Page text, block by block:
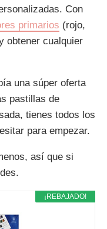
Con
primarios (rojo,
obtener cualquier
una súper oferta
pastillas de
tienes todos los
para empezar.
así que si
¡REBAJADO!